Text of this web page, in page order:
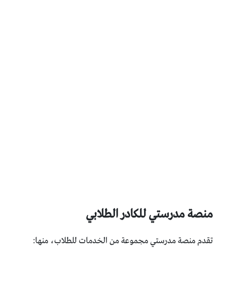
منصة مدرستي للكادر الطلابي
تقدم منصة مدرستي مجموعة من الخدمات للطلاب، منها: